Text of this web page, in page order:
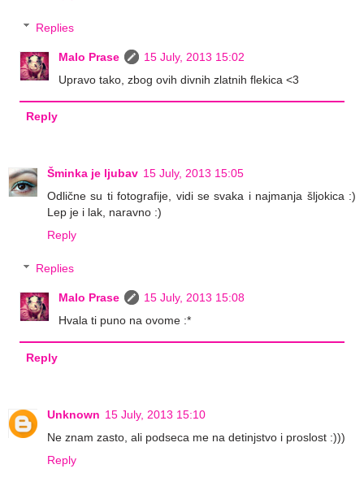
Replies
Malo Prase
15 July, 2013 15:02
Upravo tako, zbog ovih divnih zlatnih flekica <3
Reply
Šminka je ljubav 15 July, 2013 15:05
Odlične su ti fotografije, vidi se svaka i najmanja šljokica :)
Lep je i lak, naravno :)
Reply
Replies
Malo Prase
15 July, 2013 15:08
Hvala ti puno na ovome :*
Reply
Unknown 15 July, 2013 15:10
Ne znam zasto, ali podseca me na detinjstvo i proslost :)))
Reply